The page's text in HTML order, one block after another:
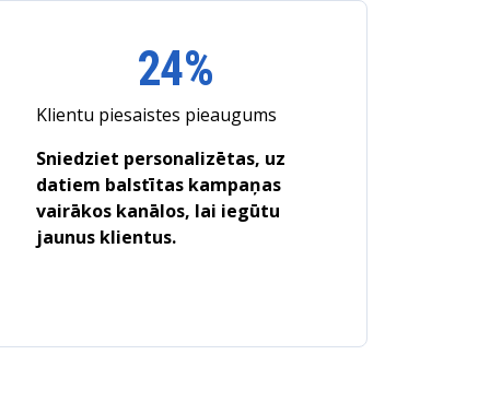
24%
Klientu piesaistes pieaugums
Sniedziet personalizētas, uz
datiem balstītas kampaņas
vairākos kanālos, lai iegūtu
jaunus klientus.